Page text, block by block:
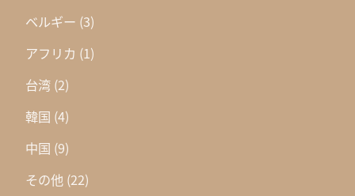
ベルギー (3)
アフリカ (1)
台湾 (2)
韓国 (4)
中国 (9)
その他 (22)